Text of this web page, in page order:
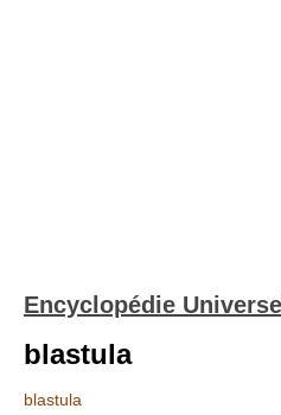
Encyclopédie
blastula
blastula